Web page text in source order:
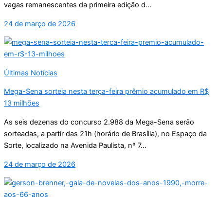
vagas remanescentes da primeira edição d...
24 de março de 2026
Últimas Notícias
Mega-Sena sorteia nesta terça-feira prêmio acumulado em R$
13 milhões
As seis dezenas do concurso 2.988 da Mega-Sena serão
sorteadas, a partir das 21h (horário de Brasília), no Espaço da
Sorte, localizado na Avenida Paulista, nº 7...
24 de março de 2026